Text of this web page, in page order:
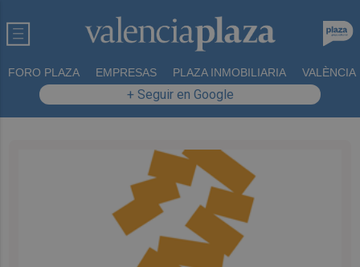
FORO PLAZA EMPRESAS PLAZA INMOBILIARIA VALÈNCIA
+ Seguir en Google